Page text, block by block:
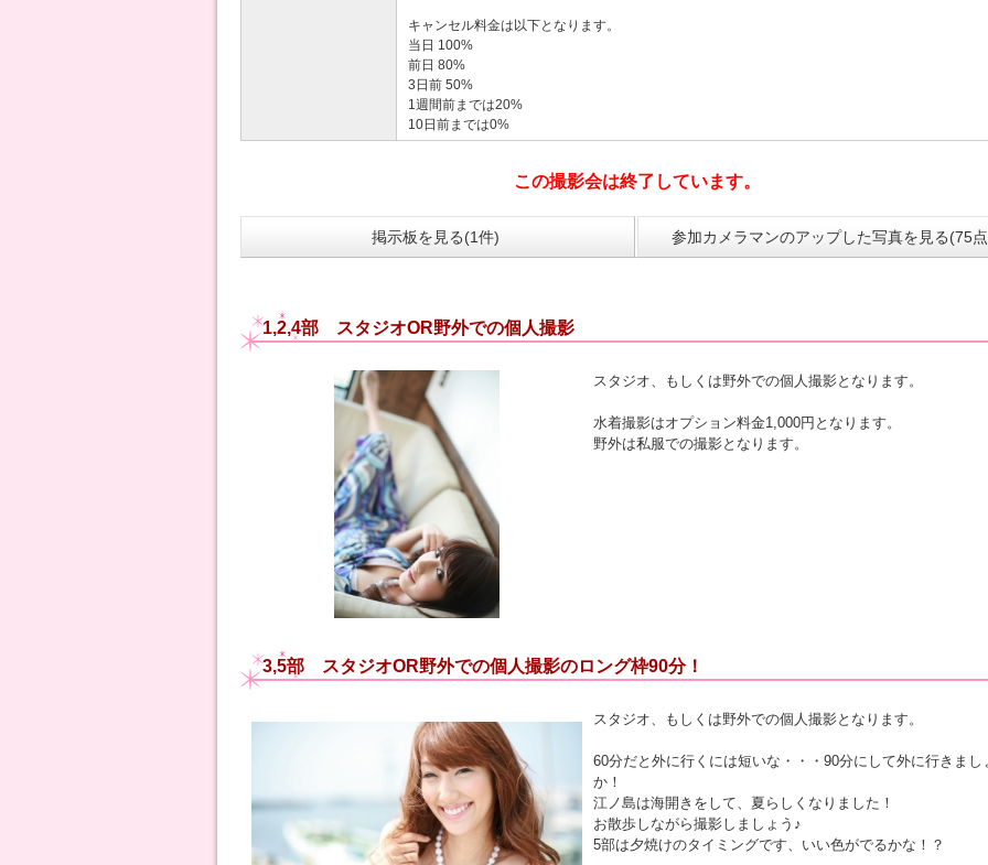
キャンセル料金は以下となります。
当日 100%
前日 80%
3日前 50%
1週間前までは20%
10日前までは0%
この撮影会は終了しています。
掲示板を見る(1件) 参加カメラマンのアップした写真を見る(75
1,2,4部 スタジオOR野外での個人撮影
スタジオ、もしくは野外での個人撮影となります。
水着撮影はオプション料金1,000円となります。
野外は私服での撮影となります。
3,5部 スタジオOR野外での個人撮影のロング枠90分！
スタジオ、もしくは野外での個人撮影となります。
60分だと外に行くには短いな・・・90分にして外に行きまし
か！
江ノ島は海開きをして、夏らしくなりました！
お散歩しながら撮影しましょう♪
5部は夕焼けのタイミングです、いい色がでるかな！？